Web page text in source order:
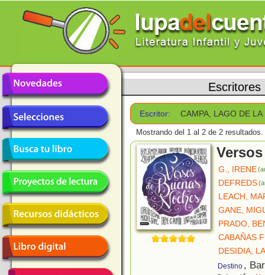
Escritores
Escritor: CAMPA, LAGO DE LA
Mostrando del 1 al 2 de 2 resultados.
G., IRENE
DEFREDS
LEACH,
GANE,
PRADO,
CABAÑAS
DESIDIA,
Destino ,